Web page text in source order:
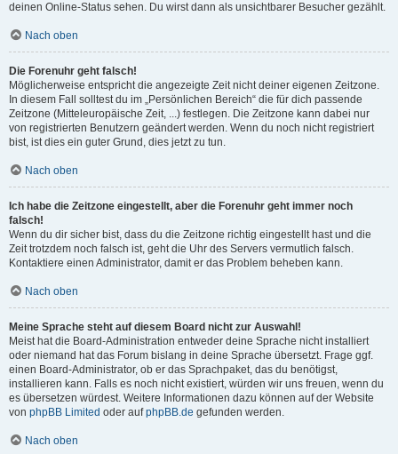
deinen Online-Status sehen. Du wirst dann als unsichtbarer Besucher gezählt.
Nach oben
Die Forenuhr geht falsch!
Möglicherweise entspricht die angezeigte Zeit nicht deiner eigenen Zeitzone.
In diesem Fall solltest du im „Persönlichen Bereich“ die für dich passende
Zeitzone (Mitteleuropäische Zeit, ...) festlegen. Die Zeitzone kann dabei nur
von registrierten Benutzern geändert werden. Wenn du noch nicht registriert
bist, ist dies ein guter Grund, dies jetzt zu tun.
Nach oben
Ich habe die Zeitzone eingestellt, aber die Forenuhr geht immer noch
falsch!
Wenn du dir sicher bist, dass du die Zeitzone richtig eingestellt hast und die
Zeit trotzdem noch falsch ist, geht die Uhr des Servers vermutlich falsch.
Kontaktiere einen Administrator, damit er das Problem beheben kann.
Nach oben
Meine Sprache steht auf diesem Board nicht zur Auswahl!
Meist hat die Board-Administration entweder deine Sprache nicht installiert
oder niemand hat das Forum bislang in deine Sprache übersetzt. Frage ggf.
einen Board-Administrator, ob er das Sprachpaket, das du benötigst,
installieren kann. Falls es noch nicht existiert, würden wir uns freuen, wenn du
es übersetzen würdest. Weitere Informationen dazu können auf der Website
von phpBB Limited oder aufphpBB.de gefunden werden.
Nach oben